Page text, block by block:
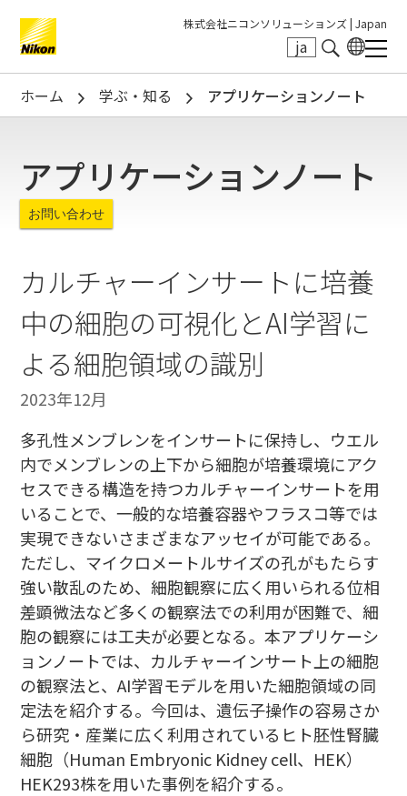
株式会社ニコンソリューションズ | Japan
ja
Search keyword(s)
ホーム 学ぶ・知る アプリケーションノート
アプリケーションノート
お問い合わせ
カルチャーインサートに培養
中の細胞の可視化とAI学習に
よる細胞領域の識別
2023年12月
多孔性メンブレンをインサートに保持し、ウエル
内でメンブレンの上下から細胞が培養環境にアク
セスできる構造を持つカルチャーインサートを用
いることで、一般的な培養容器やフラスコ等では
実現できないさまざまなアッセイが可能である。
ただし、マイクロメートルサイズの孔がもたらす
強い散乱のため、細胞観察に広く用いられる位相
差顕微法など多くの観察法での利用が困難で、細
胞の観察には工夫が必要となる。本アプリケーシ
ョンノートでは、カルチャーインサート上の細胞
の観察法と、AI学習モデルを用いた細胞領域の同
定法を紹介する。今回は、遺伝子操作の容易さか
ら研究・産業に広く利用されているヒト胚性腎臓
細胞（Human Embryonic Kidney cell、HEK）
HEK293株を用いた事例を紹介する。